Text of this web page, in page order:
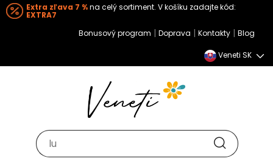
Extra zľava 7 %na celý sortiment. V košíku zadajte kód:
EXTRA7
Bonusový program | Doprava | Kontakty | Blog
Veneti SK